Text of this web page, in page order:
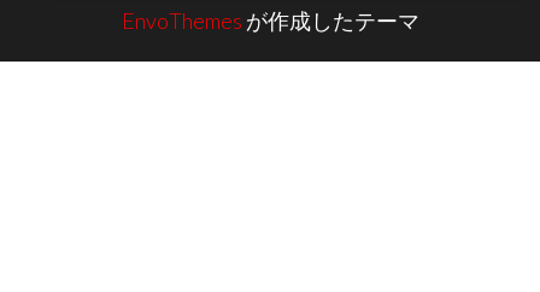
EnvoThemes が作成したテーマ